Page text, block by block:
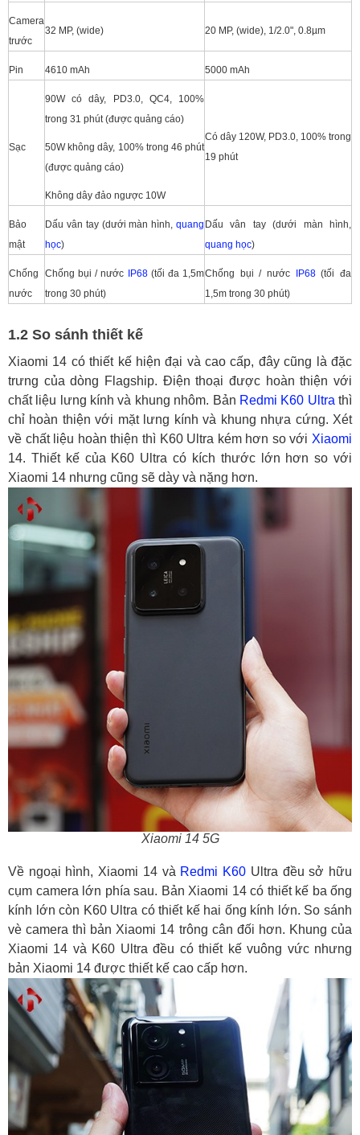
Camera
trước
32 MP, (wide) 20 MP, (wide), 1/2.0", 0.8µm
Pin 4610 mAh 5000 mAh
Sạc
90W có dây, PD3.0, QC4, 100%
trong 31 phút (được quảng cáo)
50W không dây, 100% trong 46 phút
(được quảng cáo)
Không dây đảo ngược 10W
Có dây 120W, PD3.0, 100% trong
19 phút
Bảo
mật
Dấu vân tay (dưới màn hình, quang
học)
Dấu vân tay (dưới màn hình,
quang học)
Chống
nước
Chống bụi / nước IP68(tối đa 1,5m
trong 30 phút)
Chống bụi / nước IP68(tối đa
1,5m trong 30 phút)
1.2 So sánh thiết kế
Xiaomi 14 có thiết kế hiện đại và cao cấp, đây cũng là đặc
trưng của dòng Flagship. Điện thoại được hoàn thiện với
chất liệu lưng kính và khung nhôm. Bản Redmi K60 Ultra thì
chỉ hoàn thiện với mặt lưng kính và khung nhựa cứng. Xét
về chất liệu hoàn thiện thì K60 Ultra kém hơn so với Xiaomi
14. Thiết kế của K60 Ultra có kích thước lớn hơn so với
Xiaomi 14 nhưng cũng sẽ dày và nặng hơn.
Xiaomi 14 5G
Về ngoại hình, Xiaomi 14 và Redmi K60 Ultra đều sở hữu
cụm camera lớn phía sau. Bản Xiaomi 14 có thiết kế ba ống
kính lớn còn K60 Ultra có thiết kế hai ống kính lớn. So sánh
vè camera thì bản Xiaomi 14 trông cân đối hơn. Khung của
Xiaomi 14 và K60 Ultra đều có thiết kế vuông vức nhưng
bản Xiaomi 14 được thiết kế cao cấp hơn.